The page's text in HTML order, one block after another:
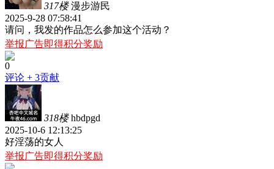
317楼 漫步游民
2025-9-28 07:58:41
请问，我发的作品怎么参加这个活动？
举报广告即得积分奖励
0
评论 + 3贡献
318楼 hbdpgd
2025-10-6 12:13:25
好淫荡的女人
举报广告即得积分奖励